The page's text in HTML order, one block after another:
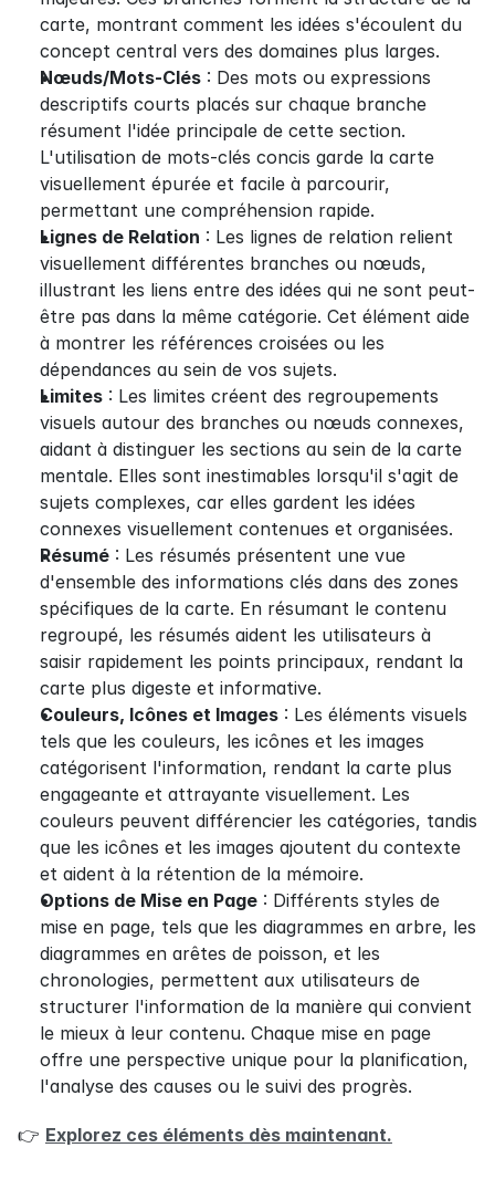
carte, montrant comment les idées s'écoulent du
concept central vers des domaines plus larges.
Nœuds/Mots-Clés : Des mots ou expressions
descriptifs courts placés sur chaque branche
résument l'idée principale de cette section.
L'utilisation de mots-clés concis garde la carte
visuellement épurée et facile à parcourir,
permettant une compréhension rapide.
Lignes de Relation : Les lignes de relation relient
visuellement différentes branches ou nœuds,
illustrant les liens entre des idées qui ne sont peut-
être pas dans la même catégorie. Cet élément aide
à montrer les références croisées ou les
dépendances au sein de vos sujets.
Limites : Les limites créent des regroupements
visuels autour des branches ou nœuds connexes,
aidant à distinguer les sections au sein de la carte
mentale. Elles sont inestimables lorsqu'il s'agit de
sujets complexes, car elles gardent les idées
connexes visuellement contenues et organisées.
Résumé : Les résumés présentent une vue
d'ensemble des informations clés dans des zones
spécifiques de la carte. En résumant le contenu
regroupé, les résumés aident les utilisateurs à
saisir rapidement les points principaux, rendant la
carte plus digeste et informative.
Couleurs, Icônes et Images : Les éléments visuels
tels que les couleurs, les icônes et les images
catégorisent l'information, rendant la carte plus
engageante et attrayante visuellement. Les
couleurs peuvent différencier les catégories, tandis
que les icônes et les images ajoutent du contexte
et aident à la rétention de la mémoire.
Options de Mise en Page : Différents styles de
mise en page, tels que les diagrammes en arbre, les
diagrammes en arêtes de poisson, et les
chronologies, permettent aux utilisateurs de
structurer l'information de la manière qui convient
le mieux à leur contenu. Chaque mise en page
offre une perspective unique pour la planification,
l'analyse des causes ou le suivi des progrès.
👉 Explorez ces éléments dès maintenant.